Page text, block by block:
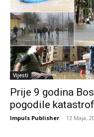
Vijesti
Prije 9 godina
pogodile
Impuls Publisher - 13 Maja,